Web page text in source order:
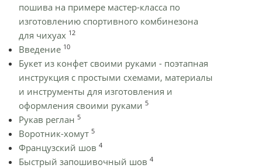
пошива на примере мастер-класса по
изготовлению спортивного комбинезона
для чихуах 12
Введение 10
Букет из конфет своими руками - поэтапная
инструкция с простыми схемами, материалы
и инструменты для изготовления и
оформления своими руками 5
Рукав реглан 5
Воротник-хомут 5
Французский шов 4
Быстрый запошивочный шов 4